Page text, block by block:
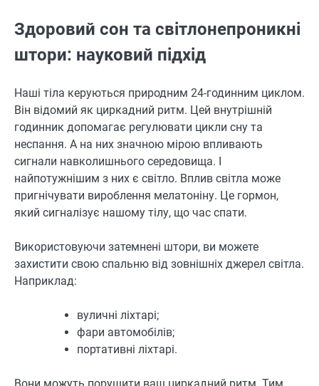
Здоровий сон та світлонепроникні
штори: науковий підхід
Наші тіла керуються природним 24-годинним циклом.
Він відомий як циркадний ритм. Цей внутрішній
годинник допомагає регулювати цикли сну та
неспання. А на них значною мірою впливають
сигнали навколишнього середовища. І
найпотужнішим з них є світло. Вплив світла може
пригнічувати вироблення мелатоніну. Це гормон,
який сигналізує нашому тілу, що час спати.
Використовуючи затемнені штори, ви можете
захистити свою спальню від зовнішніх джерел світла.
Наприклад:
вуличні ліхтарі;
фари автомобілів;
портативні ліхтарі.